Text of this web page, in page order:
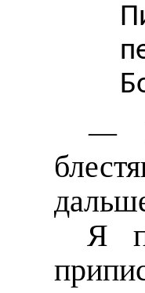
—
Я